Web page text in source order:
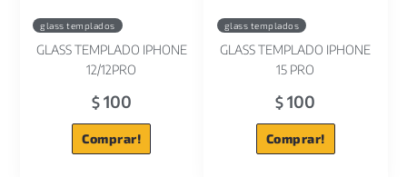
glass templados
GLASS TEMPLADO IPHONE
12/12PRO
$100
Comprar!
glass templados
GLASS TEMPLADO IPHONE
15 PRO
$ 100
Comprar!